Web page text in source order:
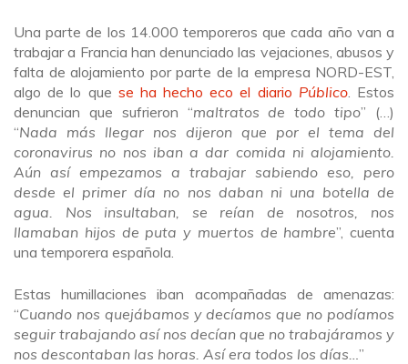
Una parte de los 14.000 temporeros que cada año van a
trabajar a Francia han denunciado las vejaciones, abusos y
falta de alojamiento por parte de la empresa NORD-EST,
algo de lo que se ha hecho eco el diario Público. Estos
denuncian que sufrieron “maltratos de todo tipo” (…)
“Nada más llegar nos dijeron que por el tema del
coronavirus no nos iban a dar comida ni alojamiento.
Aún así empezamos a trabajar sabiendo eso, pero
desde el primer día no nos daban ni una botella de
agua. Nos insultaban, se reían de nosotros, nos
llamaban hijos de puta y muertos de hambre”, cuenta
una temporera española.
Estas humillaciones iban acompañadas de amenazas:
“Cuando nos quejábamos y decíamos que no podíamos
seguir trabajando así nos decían que no trabajáramos y
nos descontaban las horas. Así era todos los días… ”